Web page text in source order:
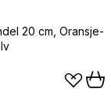
20 cm, Oransje-